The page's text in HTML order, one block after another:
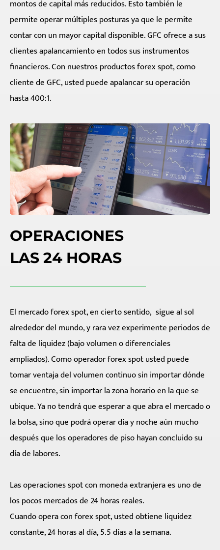
montos de capital más reducidos. Esto también le
permite operar múltiples posturas ya que le permite
contar con un mayor capital disponible. GFC ofrece a sus
clientes apalancamiento en todos sus instrumentos
financieros. Con nuestros productos forex spot, como
cliente de GFC, usted puede apalancar su operación
hasta 400:1.
OPERACIONES
LAS 24 HORAS
El mercado forex spot, en cierto sentido, sigue al sol
alrededor del mundo, y rara vez experimente periodos de
falta de liquidez (bajo volumen o diferenciales
ampliados). Como operador forex spot usted puede
tomar ventaja del volumen continuo sin importar dónde
se encuentre, sin importar la zona horario en la que se
ubique. Ya no tendrá que esperar a que abra el mercado o
la bolsa, sino que podrá operar día y noche aún mucho
después que los operadores de piso hayan concluido su
día de labores.
Las operaciones spot con moneda extranjera es uno de
los pocos mercados de 24 horas reales.
Cuando opera con forex spot, usted obtiene liquidez
constante, 24 horas al día, 5.5 días a la semana.